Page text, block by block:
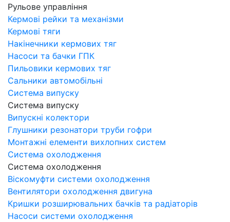
Рульове управління
Кермові рейки та механізми
Кермові тяги
Накінечники кермових тяг
Насоси та бачки ГПК
Пильовики кермових тяг
Сальники автомобільні
Система випуску
Система випуску
Випускні колектори
Глушники резонатори труби гофри
Монтажні елементи вихлопних систем
Система охолодження
Система охолодження
Віскомуфти системи охолодження
Вентилятори охолодження двигуна
Кришки розширювальних бачків та радіаторів
Насоси системи охолодження